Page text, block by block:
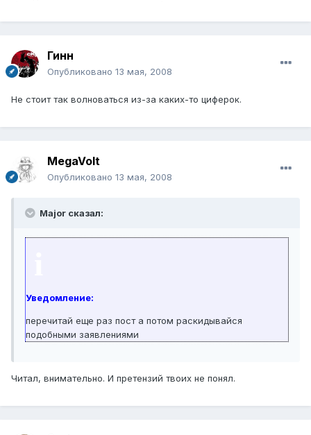
Гинн
Опубликовано 13 мая, 2008
Не стоит так волноваться из-за каких-то циферок.
MegaVolt
Опубликовано 13 мая, 2008
Major сказал:
Уведомление:
перечитай еще раз пост а потом раскидывайся
подобными заявлениями
Читал, внимательно. И претензий твоих не понял.